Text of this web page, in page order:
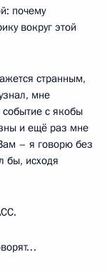
почему
вокруг этой
странным,
мне
с якобы
и ещё раз мне
– я говорю без
бы, исходя